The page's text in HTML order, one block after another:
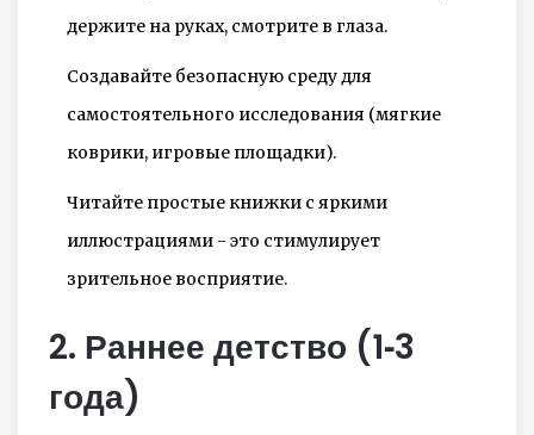
держите на руках, смотрите в глаза.
Создавайте безопасную среду для
самостоятельного исследования (мягкие
коврики, игровые площадки).
Читайте простые книжки с яркими
иллюстрациями - это стимулирует
зрительное восприятие.
2. Раннее детство (1‑3
года)